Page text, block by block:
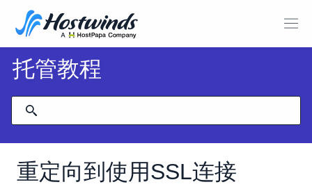
托管教程
重定向到使用SSL连接